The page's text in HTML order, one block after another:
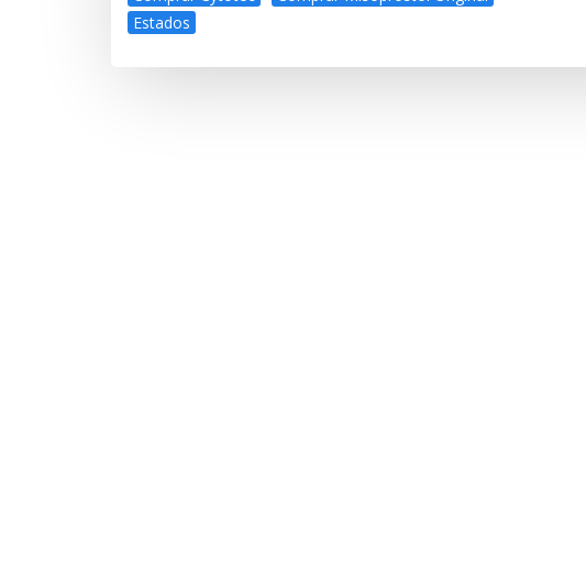
Estados